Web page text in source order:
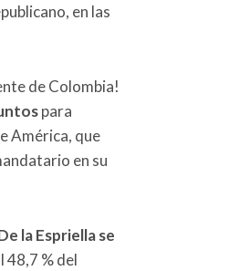
en las
de Colombia!
para
América, que
en su
la Espriella se
48,7 % del